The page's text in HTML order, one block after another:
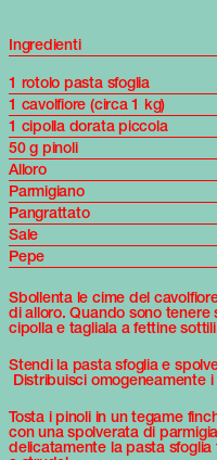
Ingredienti
1 rotolo pasta sfoglia
1 cavolfiore (circa 1 kg)
1 cipolla dorata piccola
50 g pinoli
Alloro
Parmigiano
Pangrattato
Sale
Pepe
Sbollenta le cime del
di alloro. Quando sono
cipolla e tagliala a fettine
Stendi la pasta sfoglia e
Distribuisci omogeneamente
Tosta i pinoli in un tegame
con una spolverata di
delicatamente la pasta